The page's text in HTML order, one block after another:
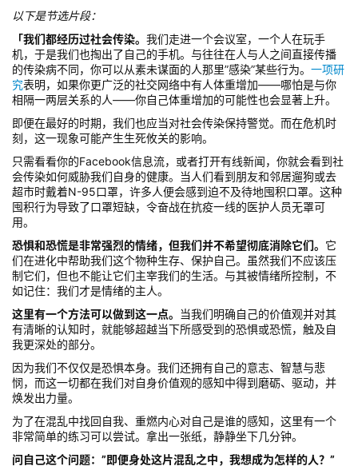
以下是节选片段：
「我们都经历过社会传染。 我们走进一个会议室，一个人在玩手
机，于是我们也掏出了自己的手机。与往往在人与人之间直接传播
的传染病不同，你可以从素未谋面的人那里”感染”某些行为。 一项研
究表明，如果你更广泛的社交网络中有人体重增加——哪怕是与你
相隔一两层关系的人——你自己体重增加的可能性也会显著上升。
即便在最好的时期，我们也应当对社会传染保持警觉。而在危机时
刻，这一现象可能产生生死攸关的影响。
只需看看你的Facebook信息流，或者打开有线新闻，你就会看到社
会传染如何威胁我们自身的健康。当人们看到朋友和邻居遛狗或去
超市时戴着N-95口罩，许多人便会感到迫不及待地囤积口罩。这种
囤积行为导致了口罩短缺，令奋战在抗疫一线的医护人员无罩可
用。
恐惧和恐慌是非常强烈的情绪，但我们并不希望彻底消除它们。 它
们在进化中帮助我们这个物种生存、保护自己。虽然我们不应该压
制它们，但也不能让它们主宰我们的生活。与其被情绪所控制，不
如记住：我们才是情绪的主人。
这里有一个方法可以做到这一点。 当我们明确自己的价值观并对其
有清晰的认知时，就能够超越当下所感受到的恐惧或恐慌，触及自
我更深处的部分。
因为我们不仅仅是恐惧本身。我们还拥有自己的意志、智慧与悲
悯，而这一切都在我们对自身价值观的感知中得到磨砺、驱动，并
焕发出力量。
为了在混乱中找回自我、重燃内心对自己是谁的感知，这里有一个
非常简单的练习可以尝试。拿出一张纸，静静坐下几分钟。
问自己这个问题：”即便身处这片混乱之中，我想成为怎样的人？”